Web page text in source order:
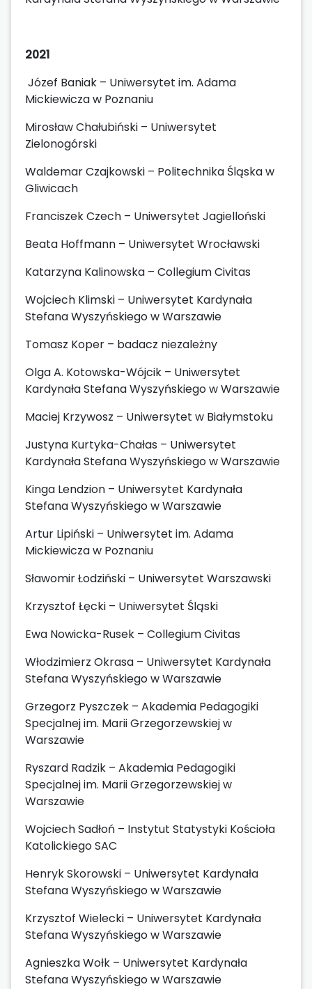
2021
Józef Baniak – Uniwersytet im. Adama
Mickiewicza w Poznaniu
Mirosław Chałubiński – Uniwersytet
Zielonogórski
Waldemar Czajkowski – Politechnika Śląska w
Gliwicach
Franciszek Czech – Uniwersytet Jagielloński
Beata Hoffmann – Uniwersytet Wrocławski
Katarzyna Kalinowska – Collegium Civitas
Wojciech Klimski – Uniwersytet Kardynała
Stefana Wyszyńskiego w Warszawie
Tomasz Koper – badacz niezależny
Olga A. Kotowska-Wójcik – Uniwersytet
Kardynała Stefana Wyszyńskiego w Warszawie
Maciej Krzywosz – Uniwersytet w Białymstoku
Justyna Kurtyka-Chałas – Uniwersytet
Kardynała Stefana Wyszyńskiego w Warszawie
Kinga Lendzion – Uniwersytet Kardynała
Stefana Wyszyńskiego w Warszawie
Artur Lipiński – Uniwersytet im. Adama
Mickiewicza w Poznaniu
Sławomir Łodziński – Uniwersytet Warszawski
Krzysztof Łęcki – Uniwersytet Śląski
Ewa Nowicka-Rusek – Collegium Civitas
Włodzimierz Okrasa – Uniwersytet Kardynała
Stefana Wyszyńskiego w Warszawie
Grzegorz Pyszczek – Akademia Pedagogiki
Specjalnej im. Marii Grzegorzewskiej w
Warszawie
Ryszard Radzik – Akademia Pedagogiki
Specjalnej im. Marii Grzegorzewskiej w
Warszawie
Wojciech Sadłoń – Instytut Statystyki Kościoła
Katolickiego SAC
Henryk Skorowski – Uniwersytet Kardynała
Stefana Wyszyńskiego w Warszawie
Krzysztof Wielecki – Uniwersytet Kardynała
Stefana Wyszyńskiego w Warszawie
Agnieszka Wołk – Uniwersytet Kardynała
Stefana Wyszyńskiego w Warszawie